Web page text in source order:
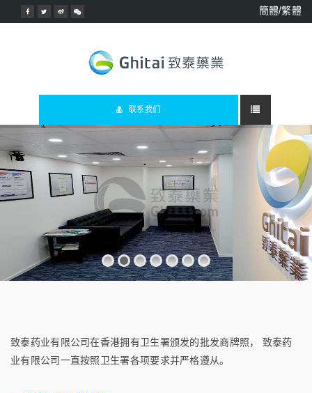
簡體/繁體
联系我们
致泰药业有限公司在香港拥有卫生署颁发的批发商牌照， 致泰药
业有限公司一直按照卫生署各项要求并严格遵从。